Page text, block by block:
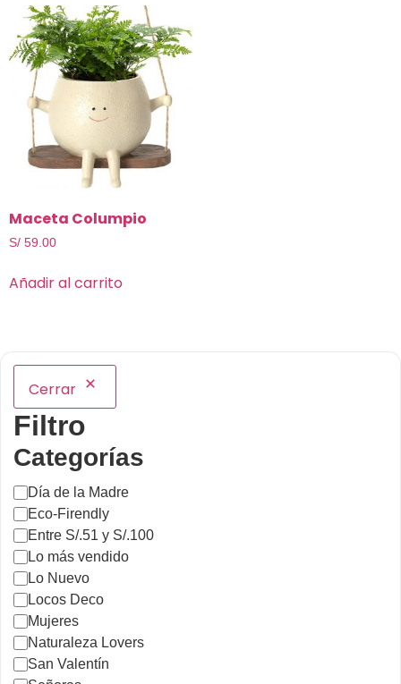
Maceta Columpio
S/ 59.00
Añadir al carrito
Cerrar
Filtro
Categorías
Día de la Madre
Eco-Firendly
Entre S/.51 y S/.100
Lo más vendido
Lo Nuevo
Locos Deco
Mujeres
Naturaleza Lovers
San Valentín